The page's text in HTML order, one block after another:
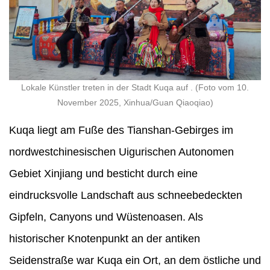
Lokale Künstler treten in der Stadt Kuqa auf . (Foto vom 10.
November 2025, Xinhua/Guan Qiaoqiao)
Kuqa liegt am Fuße des Tianshan-Gebirges im
nordwestchinesischen Uigurischen Autonomen
Gebiet Xinjiang und besticht durch eine
eindrucksvolle Landschaft aus schneebedeckten
Gipfeln, Canyons und Wüstenoasen. Als
historischer Knotenpunkt an der antiken
Seidenstraße war Kuqa ein Ort, an dem östliche und